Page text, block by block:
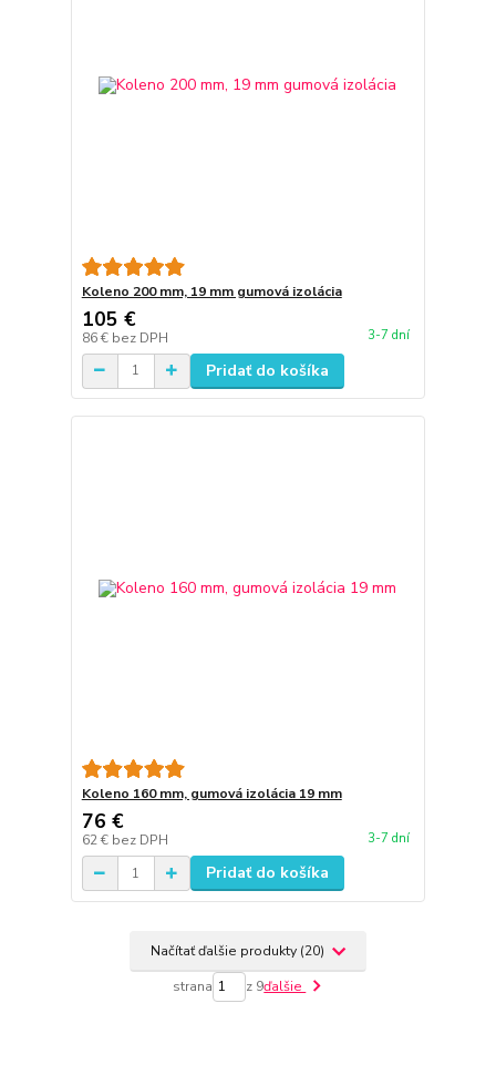
Koleno 200 mm, 19 mm gumová izolácia
105 €
86 € bez DPH 3-7 dní
Pridať do košíka
Koleno 160 mm, gumová izolácia 19 mm
76 €
62 € bez DPH 3-7 dní
Pridať do košíka
Načítať ďalšie produkty (20)
strana z 9ďalšie